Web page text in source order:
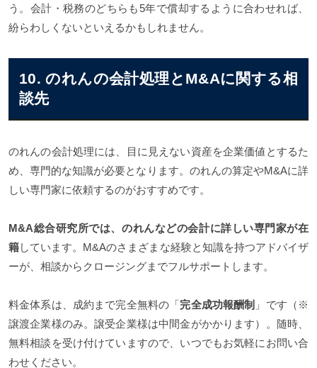
う。会計・税務のどちらも5年で償却するように合わせれば、
紛らわしくないといえるかもしれません。
10. のれんの会計処理とM&Aに関する相
談先
のれんの会計処理には、目に見えない資産を企業価値とするた
め、専門的な知識が必要となります。のれんの算定やM&Aに詳
しい専門家に依頼するのがおすすめです。
M&A総合研究所では、のれんなどの会計に詳しい専門家が在
籍しています。M&Aのさまざまな経験と知識を持つアドバイザ
ーが、相談からクロージングまでフルサポートします。
料金体系は、成約まで完全無料の「完全成功報酬制 」です（※
譲渡企業様のみ。譲受企業様は中間金がかかります）。随時、
無料相談を受け付けていますので、いつでもお気軽にお問い合
わせください。